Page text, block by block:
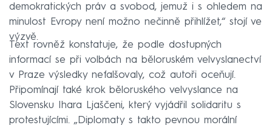
demokratických práv a svobod, jemuž i s ohledem na
minulost Evropy není možno nečinně přihlížet,“ stojí ve
výzvě.
Text rovněž konstatuje, že podle dostupných
informací se při volbách na běloruském velvyslanectví
v Praze výsledky nefalšovaly, což autoři oceňují.
Připomínají také krok běloruského velvyslance na
Slovensku Ihara Ljaščeni, který vyjádřil solidaritu s
protestujícími. „Diplomaty s takto pevnou morální